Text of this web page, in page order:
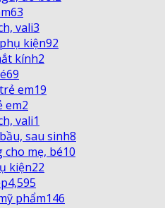
63
vali3
kiện92
kính2
69
em19
em2
vali1
sau sinh8
mẹ, bé10
kiện22
4,595
phẩm146